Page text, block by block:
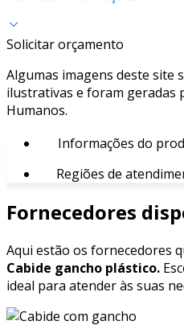
Solicitar orçamento
Algumas imagens deste site
ilustrativas e foram geradas
Humanos.
Informações do
Regiões de
Fornecedores
Aqui estão os fornecedores
Cabide gancho plástico.
ideal para atender às suas